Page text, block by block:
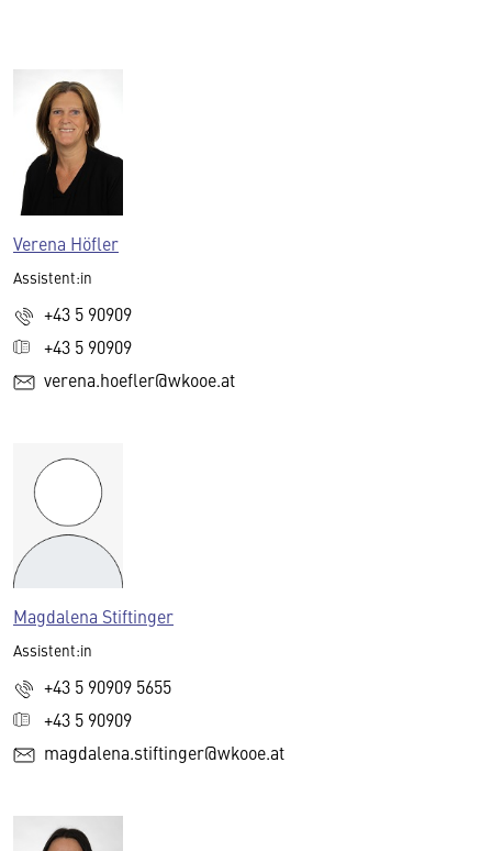
Verena Höfler
Assistent:in
+43 5 90909
+43 5 90909
verena.hoefler@wkooe.at
Magdalena Stiftinger
Assistent:in
+43 5 90909 5655
+43 5 90909
magdalena.stiftinger@wkooe.at